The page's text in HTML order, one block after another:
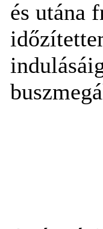
és utána